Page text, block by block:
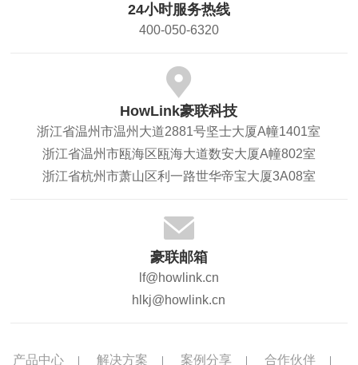
24小时服务热线
400-050-6320
HowLink豪联科技
浙江省温州市温州大道2881号坚士大厦A幢1401室
浙江省温州市瓯海区瓯海大道数安大厦A幢802室
浙江省杭州市萧山区利一路世华帝宝大厦3A08室
豪联邮箱
lf@howlink.cn
hlkj@howlink.cn
产品中心 解决方案 案例分享 合作伙伴